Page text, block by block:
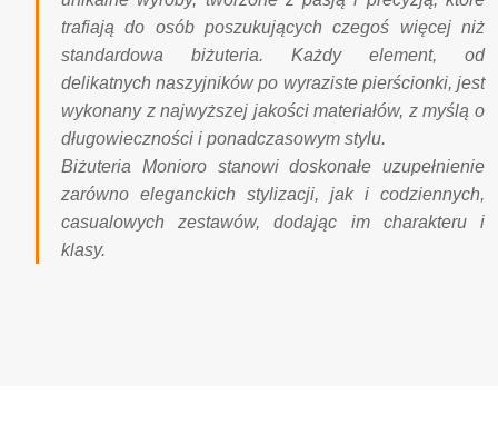
trafiają do osób poszukujących czegoś więcej niż
standardowa biżuteria. Każdy element, od
delikatnych naszyjników po wyraziste pierścionki, jest
wykonany z najwyższej jakości materiałów, z myślą o
długowieczności i ponadczasowym stylu.
Biżuteria Monioro stanowi doskonałe uzupełnienie
zarówno eleganckich stylizacji, jak i codziennych,
casualowych zestawów, dodając im charakteru i
klasy.